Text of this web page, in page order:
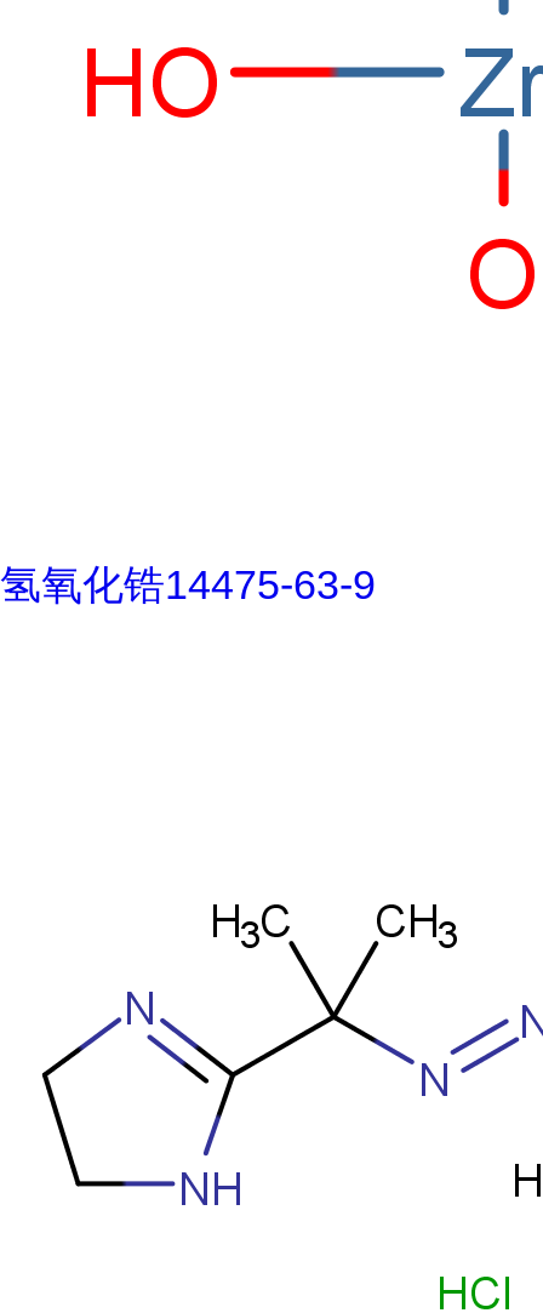
氢氧化锆14475-63-9